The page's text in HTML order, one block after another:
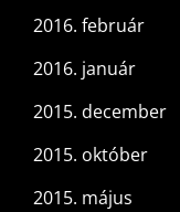
2016. február
2016. január
2015. december
2015. október
2015. május